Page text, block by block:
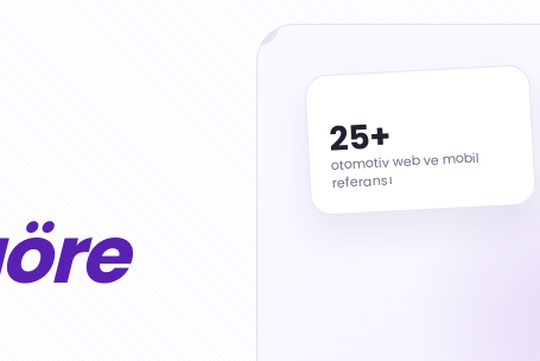
25+
otomotiv web ve mobil
referansı